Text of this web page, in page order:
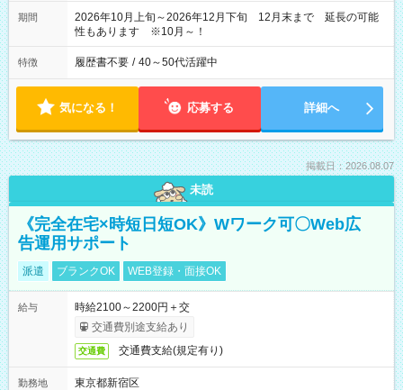
期間
2026年10月上旬～2026年12月下旬 12月末まで 延長の可能
性もあります ※10月～！
特徴 履歴書不要 / 40～50代活躍中
気になる！ 応募する 詳細へ
掲載日：2026.08.07
未読
《完全在宅×時短日短OK》Wワーク可〇Web広
告運用サポート
派遣 ブランクOK WEB登録・面接OK
給与
時給2100～2200円＋交
交通費別途支給あり
交通費 交通費支給(規定有り)
勤務地
東京都新宿区